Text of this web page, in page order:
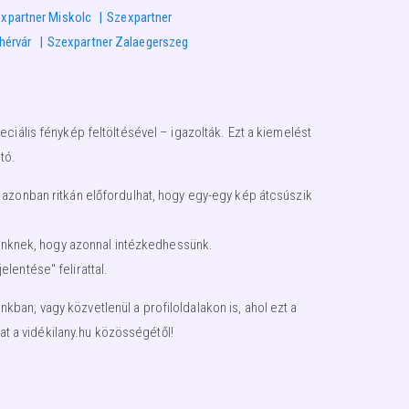
Miskolc
Szexpartner
Szexpartner Zalaegerszeg
fénykép feltöltésével – igazolták. Ezt a kiemelést
ritkán előfordulhat, hogy egy-egy kép átcsúszik
hogy azonnal intézkedhessünk.
felirattal.
vagy közvetlenül a profiloldalakon is, ahol ezt a
a vidékilany.hu közösségétől!